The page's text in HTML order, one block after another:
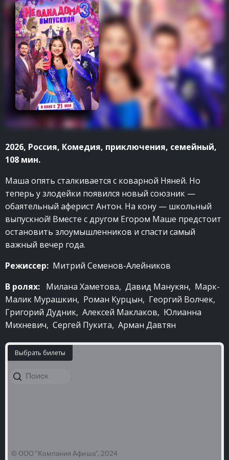
2026, Россия, Комедия, приключения, семейный,
108 мин.
Маша опять сталкивается с коварной Няней. Но
теперь у злодейки появился новый союзник —
обаятельный аферист Антон. На кону — школьный
выпускной! Вместе с другом Егором Маше предстоит
остановить злоумышленников и спасти самый
важный вечер года.
Режиссер: Митрий Семенов-Алейников
В ролях: Милана Хаметова, Давид Манукян, Марк-
Малик Мурашкин, Роман Курцын, Георгий Волчек,
Григорий Дудник, Алексей Маклаков, Юлианна
Михневич, Сергей Пукита, Арман Давтян
Выбрать билеты